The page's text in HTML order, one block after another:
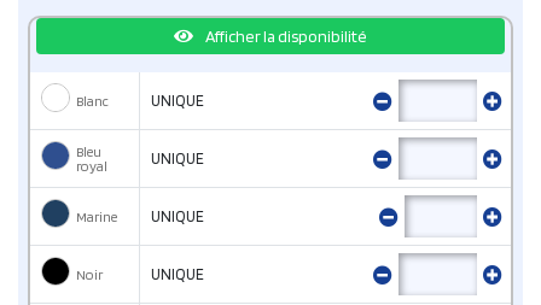
Afficher la disponibilité
Blanc UNIQUE
Bleu
royal
UNIQUE
Marine UNIQUE
Noir UNIQUE